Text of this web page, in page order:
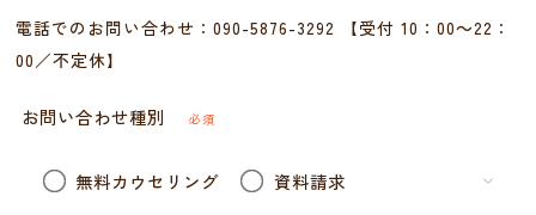
電話でのお問い合わせ：090-5876-3292
【受付 10：00～22：
00／不定休】
お問い合わせ種別 必須
無料カウセリング 資料請求